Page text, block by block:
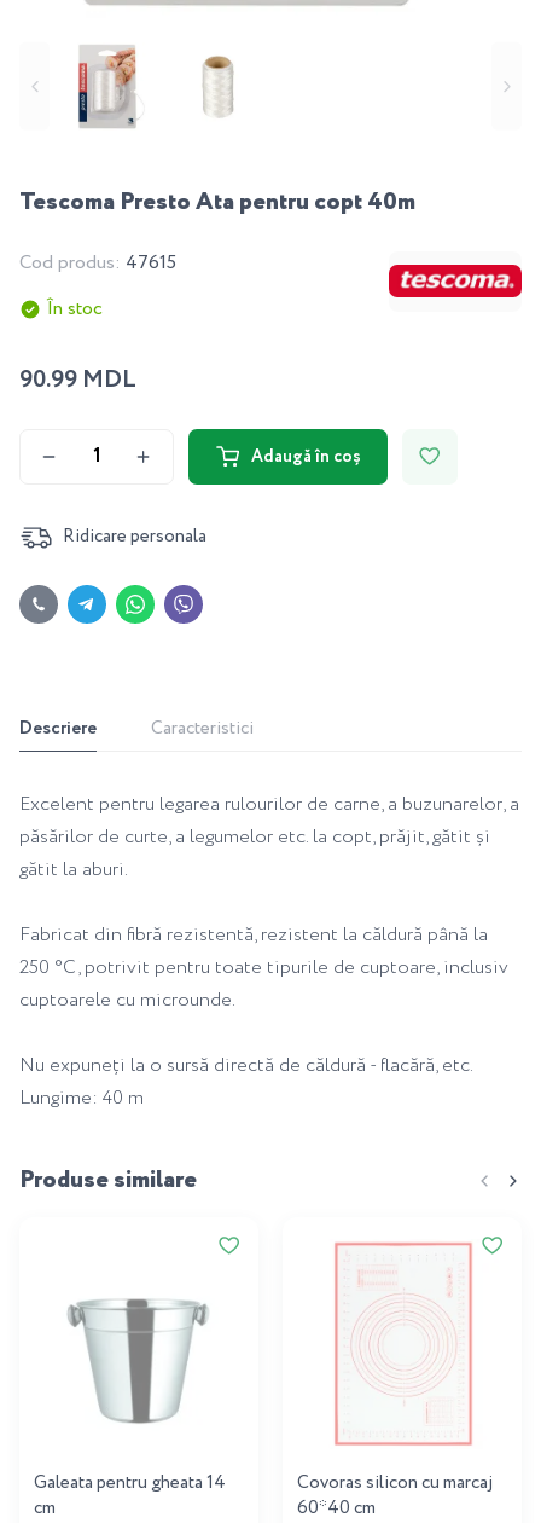
Tescoma Presto Ata pentru copt 40m
Cod produs: 47615
În stoc
90.99 MDL
Adaugă în coș
Ridicare personala
Descriere Caracteristici
Excelent pentru legarea rulourilor de carne, a buzunarelor, a
păsărilor de curte, a legumelor etc. la copt, prăjit, gătit și
gătit la aburi.
Fabricat din fibră rezistentă, rezistent la căldură până la
250 °C, potrivit pentru toate tipurile de cuptoare, inclusiv
cuptoarele cu microunde.
Nu expuneți la o sursă directă de căldură - flacără, etc.
Lungime: 40 m
Produse similare
Galeata pentru gheata 14
cm
Covoras silicon cu marcaj
60*40 cm